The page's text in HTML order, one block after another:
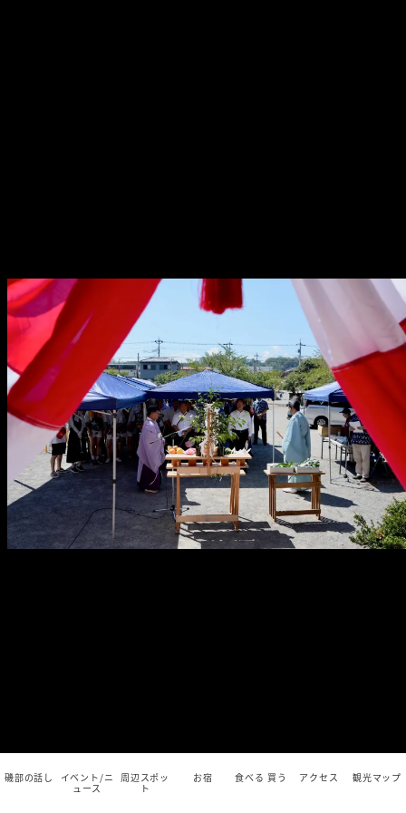
磯部の話し
イベント/ニ
ュース
周辺スポッ
ト
お宿 食べる 買う アクセス 観光マップ